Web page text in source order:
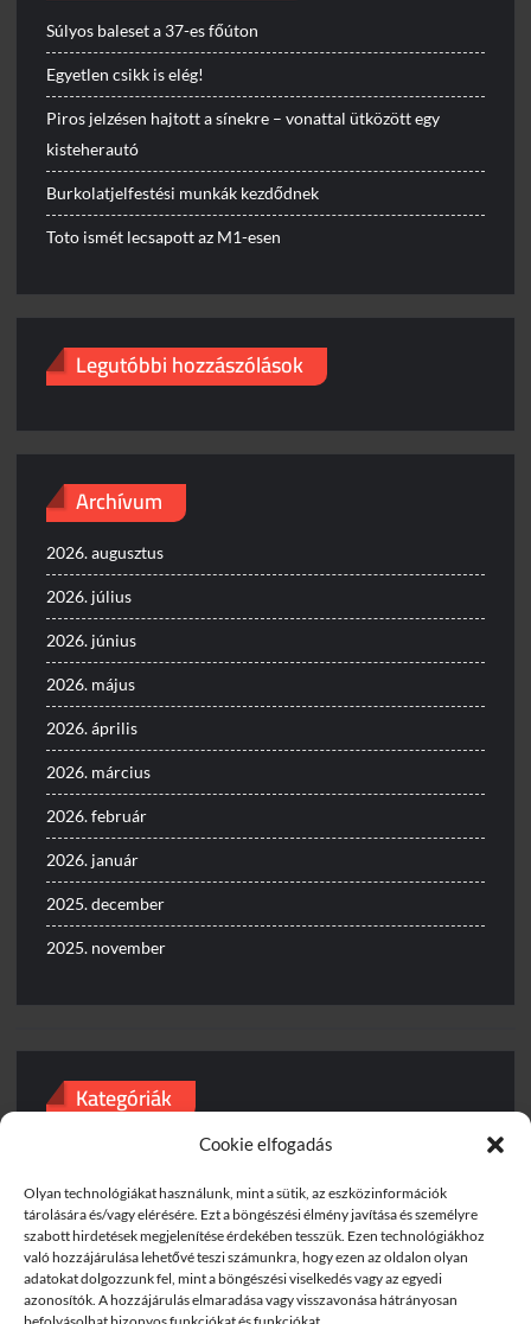
Cookie elfogadás
Olyan technológiákat használunk, mint a sütik, az eszközinformációk
tárolására és/vagy elérésére. Ezt a böngészési élmény javítása és személyre
szabott hirdetések megjelenítése érdekében tesszük. Ezen technológiákhoz
való hozzájárulása lehetővé teszi számunkra, hogy ezen az oldalon olyan
adatokat dolgozzunk fel, mint a böngészési viselkedés vagy az egyedi
azonosítók. A hozzájárulás elmaradása vagy visszavonása hátrányosan
Súlyos baleset a 37-es főúton
Egyetlen csikk is elég!
Piros jelzésen hajtott a sínekre – vonattal ütközött egy
kisteherautó
Burkolatjelfestési munkák kezdődnek
Toto ismét lecsapott az M1-esen
Legutóbbi hozzászólások
Archívum
2026. augusztus
2026. július
2026. június
2026. május
2026. április
2026. március
2026. február
2026. január
2025. december
2025. november
Kategóriák
Egyéb
Gyorshajtás
Útinform